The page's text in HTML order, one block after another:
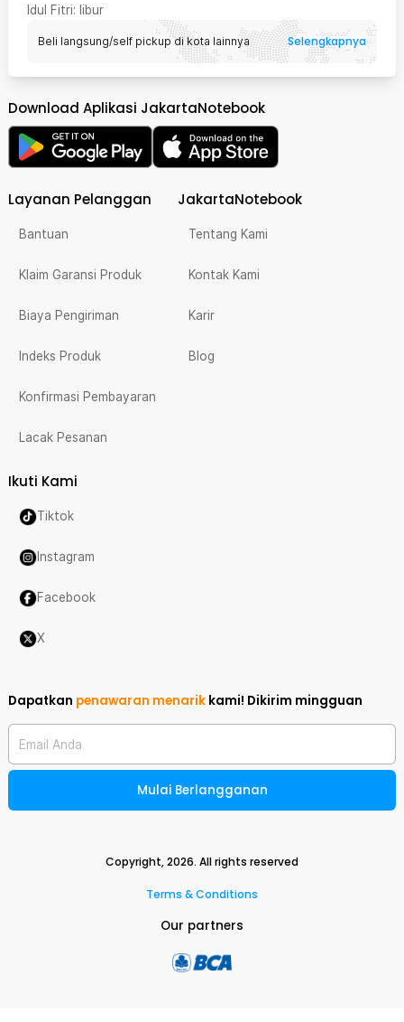
Idul Fitri: libur
Beli langsung/self pickup di kota lainnya Selengkapnya
Download Aplikasi JakartaNotebook
Layanan Pelanggan
Bantuan
Klaim Garansi Produk
Biaya Pengiriman
Indeks Produk
Konfirmasi Pembayaran
Lacak Pesanan
JakartaNotebook
Tentang Kami
Kontak Kami
Karir
Blog
Ikuti Kami
Tiktok
Instagram
Facebook
X
Dapatkan penawaran menarik kami! Dikirim mingguan
Email Anda
Mulai Berlangganan
Copyright,2026. All rights reserved
Terms & Conditions
Our partners